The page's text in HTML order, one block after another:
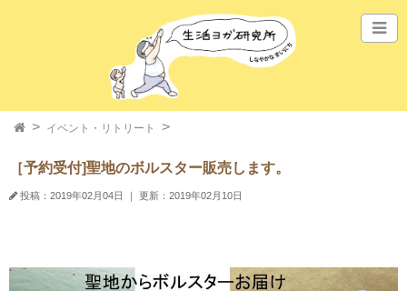
イベント・リトリート
［予約受付]聖地のボルスター販売します。
投稿：2019年02月04日 更新：2019年02月10日